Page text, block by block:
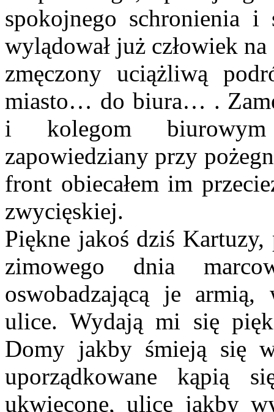
spokojnego schronienia
wylądował już człowiek
zmęczony uciążliwą
miasto… do biura… .
i kolegom
zapowiedziany przy
front obiecałem im
zwycięskiej.
Piękne jakoś dziś
zimowego dnia
oswobadzającą je armią,
ulice. Wydają mi się
Domy jakby śmieją się
uporządkowane kąpią
ukwiecone, ulice jakby